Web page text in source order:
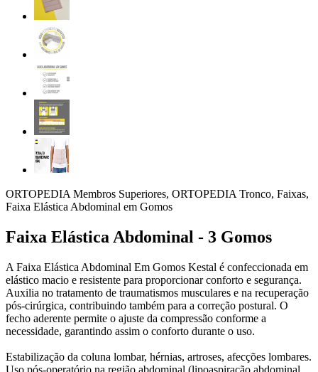
ORTOPEDIA Membros Superiores, ORTOPEDIA Tronco, Faixas,
Faixa Elástica Abdominal em Gomos
Faixa Elástica Abdominal - 3 Gomos
A Faixa Elástica Abdominal Em Gomos Kestal é confeccionada em
elástico macio e resistente para proporcionar conforto e segurança.
Auxilia no tratamento de traumatismos musculares e na recuperação
pós-cirúrgica, contribuindo também para a correção postural. O
fecho aderente permite o ajuste da compressão conforme a
necessidade, garantindo assim o conforto durante o uso.
Estabilização da coluna lombar, hérnias, artroses, afecções lombares.
Uso pós-operatório na região abdominal (lipoaspiração abdominal,